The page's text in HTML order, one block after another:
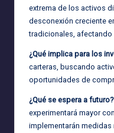
extrema de los activos
desconexión creciente
tradicionales, afectando
¿Qué implica para los
carteras, buscando
oportunidades de
¿Qué se espera a futuro?
experimentará mayor
implementarán